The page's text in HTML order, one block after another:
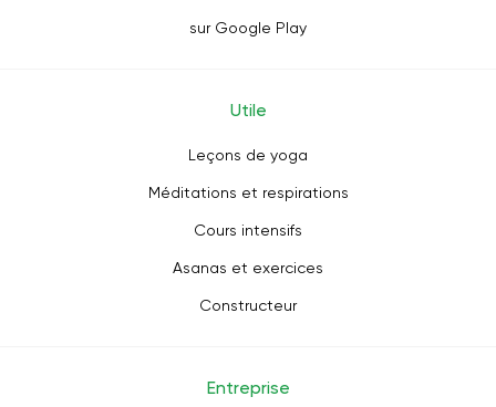
sur Google Play
Utile
Leçons de yoga
Méditations et respirations
Cours intensifs
Asanas et exercices
Constructeur
Entreprise